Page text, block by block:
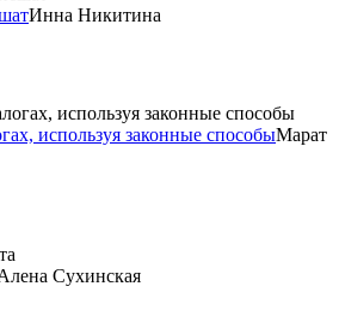
Инна Никитина
используя законные способыМарат
Сухинская